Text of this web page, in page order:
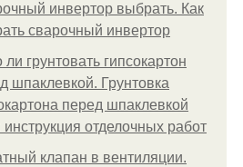
инвертор выбрать. Как
сварочный инвертор
ли грунтовать гипсокартон
шпаклевкой. Грунтовка
перед шпаклевкой
инструкция отделочных работ
клапан в вентиляции.